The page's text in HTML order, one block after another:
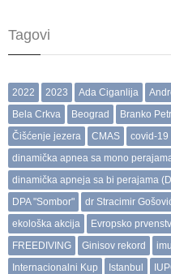
Tagovi
2022 2023 Ada Ciganlija
Bela Crkva
Beograd Branko
Čišćenje jezera
CMAS covid-19
dinamička apnea sa mono
dinamička apneja sa bi perajama
DPA "Sombor"
dr Stracimir
ekološka akcija
Evropsko
FREEDIVING
Ginisov rekord
Internacionalni Kup
Istanbul